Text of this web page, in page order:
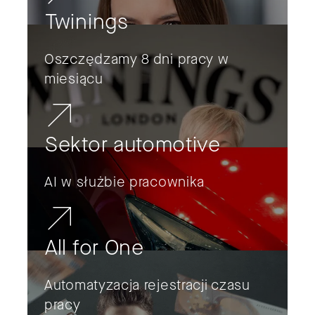
Twinings
Oszczędzamy 8 dni pracy w
miesiącu
Sektor automotive
AI w służbie pracownika
All for One
Automatyzacja rejestracji czasu
pracy